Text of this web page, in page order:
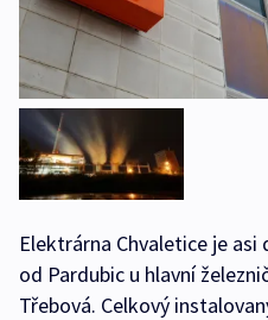
Elektrárna Chvaletice je
od Pardubic u hlavní
Třebová. Celkový